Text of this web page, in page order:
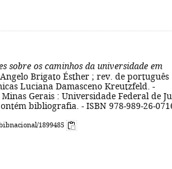
sobre os caminhos da universidade em
Brigato Ésther ; rev. de português
Luciana Damasceno Kreutzfeld. -
Gerais : Universidade Federal de
bibliografia. - ISBN 978-989-26-
1899485